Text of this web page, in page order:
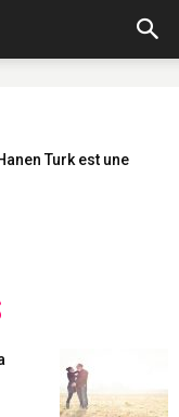
Turk est une